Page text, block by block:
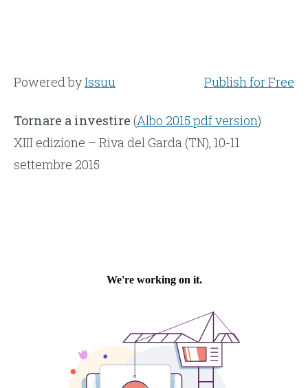
Powered byIssuu Publish for Free
Tornare a investire (Albo 2015 pdf version)
XIII edizione – Riva del Garda (TN), 10-11
settembre 2015